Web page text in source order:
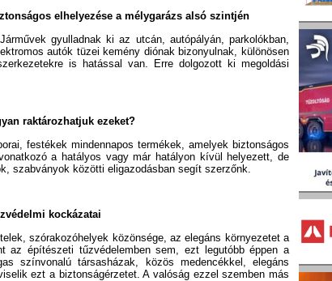
elhelyezése a mélygarázs alsó szintjén
gyulladnak ki az utcán, autópályán, parkolókban,
autók tüzei kemény diónak bizonyulnak, különösen
is hatással van. Erre dolgozott ki megoldási
raktározhatjuk ezeket?
festékek mindennapos termékek, amelyek biztonságos
a hatályos vagy már hatályon kívül helyezett, de
szabványok közötti eligazodásban segít szerzőnk.
kockázatai
szórakozóhelyek közönsége, az elegáns környezetet a
az építészeti tűzvédelemben sem, ezt legutóbb éppen a
színvonalú társasházak, közös medencékkel, elegáns
ezt a biztonságérzetet. A valóság ezzel szemben más